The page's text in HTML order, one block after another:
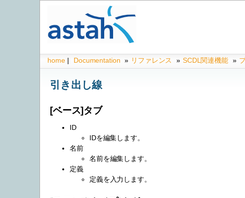
home | Documentation » リファレンス » SCDL関連機能 »
引き出し線
[ベース]タブ
ID
IDを編集します。
名前
名前を編集します。
定義
定義を入力します。